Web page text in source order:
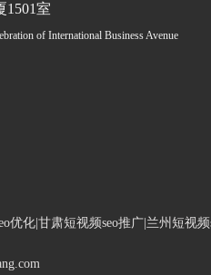
1501室
of International Business Avenue
优化|甘肃短视频seo推广|兰州短视